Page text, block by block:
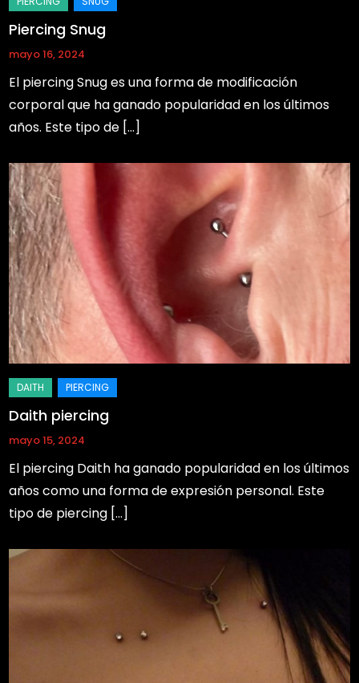
Piercing Snug
mayo 16, 2024
El piercing Snug es una forma de modificación
corporal que ha ganado popularidad en los últimos
años. Este tipo de […]
Daith piercing
mayo 15, 2024
El piercing Daith ha ganado popularidad en los últimos
años como una forma de expresión personal. Este
tipo de piercing […]